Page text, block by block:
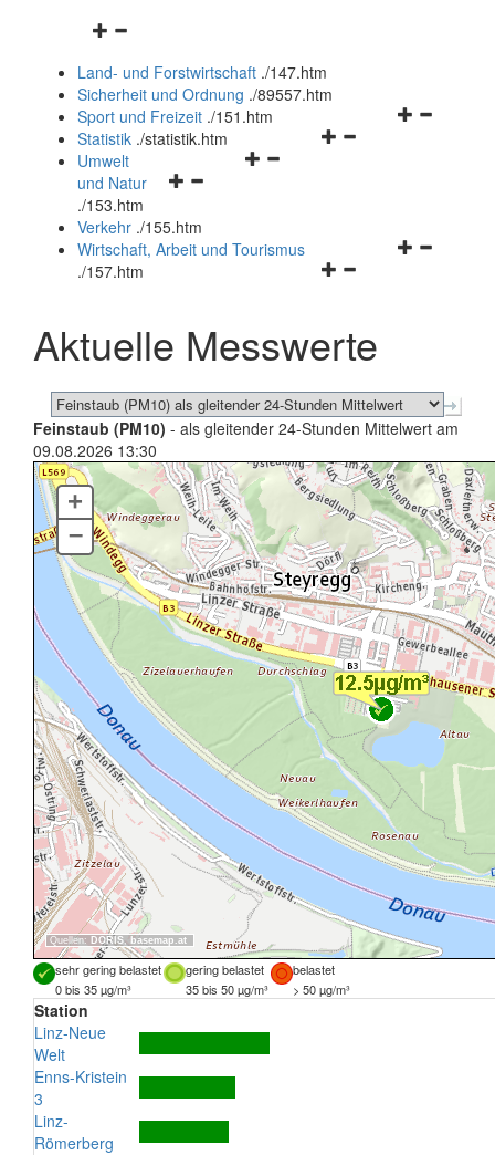
Navigationsmenü
und
schließen
Land- und Forstwirtschaft ./147.htm
Sicherheit und Ordnung ./89557.htm
Navigationsmenü
Sport und Freizeit ./151.htm
Navigationsmenü
Statistik ./statistik.htm
Navigationsmenü
und
schließen
Umwelt
und Natur
./153.htm
Verkehr ./155.htm
Navigationsmenü
schließen
Wirtschaft, Arbeit und Tourismus
./157.htm
Aktuelle Messwerte
Feinstaub (PM10) - als gleitender 24-Stunden Mittelwert am
09.08.2026 13:30
Quellen: DORIS, basemap.at
+
–
sehr gering belastet gering belastet
belastet
0 bis 35 µg/m³
35 bis 50 µg/m³ > 50 µg/m³
Station
Linz-Neue
Welt
Enns-Kristein
3
Linz-
Römerberg